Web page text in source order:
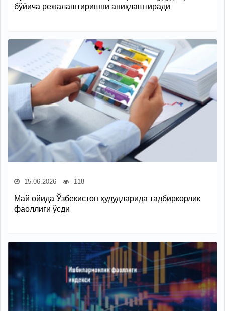
бўйича режалаштиришни аниқлаштиради
15.06.2026 118
Май ойида Ўзбекистон ҳудудларида тадбиркорлик
фаоллиги ўсди